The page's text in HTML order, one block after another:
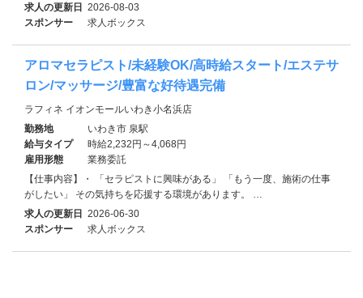
求人の更新日 2026-08-03
スポンサー
求人ボックス
アロマセラピスト/未経験OK/高時給スタート/エステサ
ロン/マッサージ/豊富な好待遇完備
ラフィネ イオンモールいわき小名浜店
勤務地
いわき市 泉駅
給与タイプ
時給2,232円～4,068円
雇用形態
業務委託
【仕事内容】・ 「セラピストに興味がある」 「もう一度、施術の仕事
がしたい」 その気持ちを応援する環境があります。 …
求人の更新日 2026-06-30
スポンサー
求人ボックス